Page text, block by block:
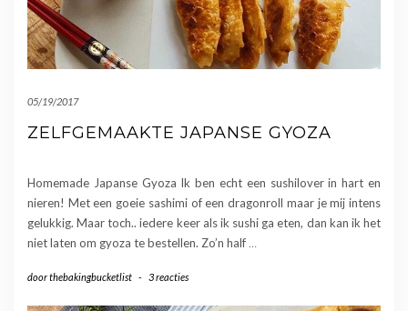
05/19/2017
ZELFGEMAAKTE JAPANSE GYOZA
Homemade Japanse Gyoza Ik ben echt een sushilover in hart en
nieren! Met een goeie sashimi of een dragonroll maar je mij intens
gelukkig. Maar toch.. iedere keer als ik sushi ga eten, dan kan ik het
niet laten om gyoza te bestellen. Zo’n half…
doorthebakingbucketlist - 3 reacties